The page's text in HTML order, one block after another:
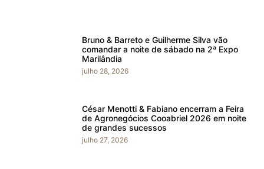
Bruno & Barreto e Guilherme Silva vão
comandar a noite de sábado na 2ª Expo
Marilândia
julho 28, 2026
César Menotti & Fabiano encerram a Feira
de Agronegócios Cooabriel 2026 em noite
de grandes sucessos
julho 27, 2026